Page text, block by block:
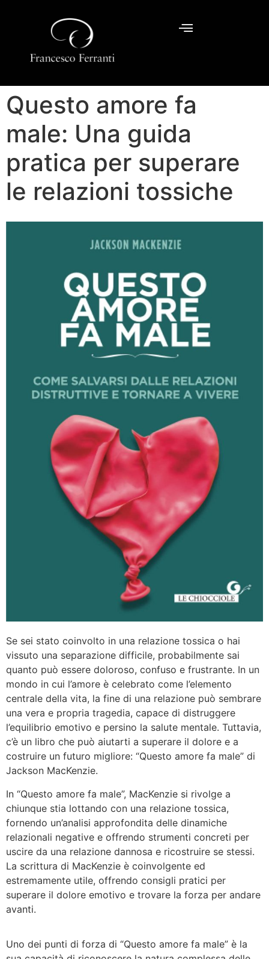
Questo amore fa
male: Una guida
pratica per superare
le relazioni tossiche
Se sei stato coinvolto in una relazione tossica o hai
vissuto una separazione difficile, probabilmente sai
quanto può essere doloroso, confuso e frustrante. In un
mondo in cui l’amore è celebrato come l’elemento
centrale della vita, la fine di una relazione può sembrare
una vera e propria tragedia, capace di distruggere
l’equilibrio emotivo e persino la salute mentale. Tuttavia,
c’è un libro che può aiutarti a superare il dolore e a
costruire un futuro migliore: “Questo amore fa male” di
Jackson MacKenzie.
In “Questo amore fa male”, MacKenzie si rivolge a
chiunque stia lottando con una relazione tossica,
fornendo un’analisi approfondita delle dinamiche
relazionali negative e offrendo strumenti concreti per
uscire da una relazione dannosa e ricostruire se stessi.
La scrittura di MacKenzie è coinvolgente ed
estremamente utile, offrendo consigli pratici per
superare il dolore emotivo e trovare la forza per andare
avanti.
Uno dei punti di forza di “Questo amore fa male” è la